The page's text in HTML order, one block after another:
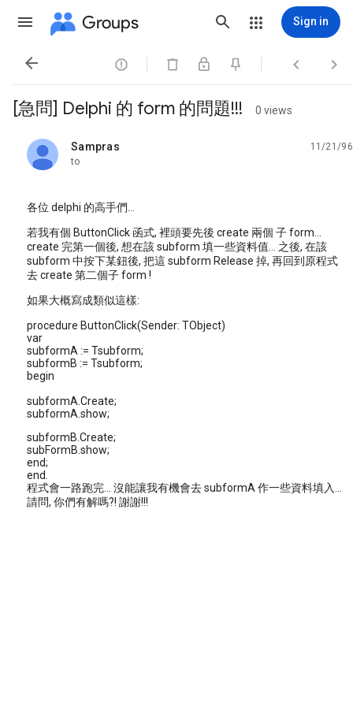
Groups Sign in
   
[急問] Delphi 的 form 的問題!!! 0 views
Sampras
unread,
11/21/96
to
各位 delphi 的高手們...
若我有個 ButtonClick 函式, 裡頭要先後 create 兩個 子 form...
create 完第一個後, 想在該 subform 填一些資料值... 之後, 在該
subform 中按下某鈕後, 把這 subform Release 掉, 再回到原程式
去 create 第二個子 form !
如果大概寫成類似這樣:
procedure ButtonClick(Sender: TObject)
var
subformA := Tsubform;
subformB := Tsubform;
begin
subformA.Create;
subformA.show;
subformB.Create;
subFormB.show;
end;
end.
程式會一路跑完... 沒能讓我有機會去 subformA 作一些資料填入...
請問, 你們有解嗎?! 謝謝!!!